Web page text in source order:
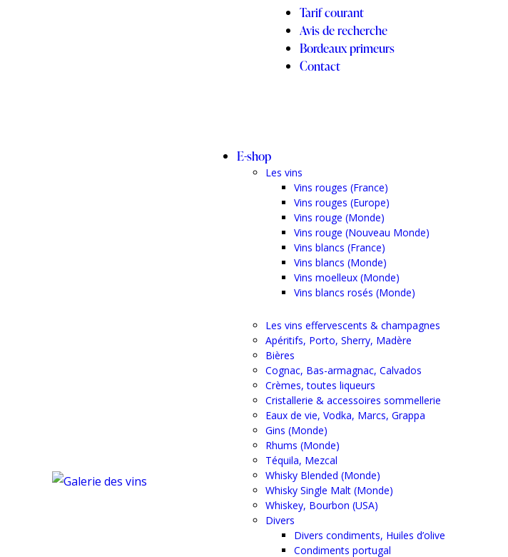
Tarif courant
Avis de recherche
Bordeaux primeurs
Contact
E-shop
Les vins
Vins rouges (France)
Vins rouges (Europe)
Vins rouge (Monde)
Vins rouge (Nouveau Monde)
Vins blancs (France)
Vins blancs (Monde)
Vins moelleux (Monde)
Vins blancs rosés (Monde)
Les vins effervescents & champagnes
Apéritifs, Porto, Sherry, Madère
Bières
Cognac, Bas-armagnac, Calvados
Crèmes, toutes liqueurs
Cristallerie & accessoires sommellerie
Eaux de vie, Vodka, Marcs, Grappa
Gins (Monde)
Rhums (Monde)
Téquila, Mezcal
Whisky Blended (Monde)
Whisky Single Malt (Monde)
Whiskey, Bourbon (USA)
Divers
Divers condiments, Huiles d’olive
Condiments portugal